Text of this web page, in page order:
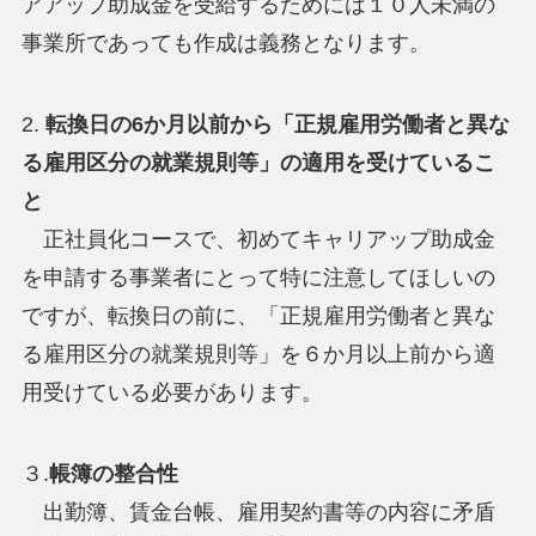
アアップ助成金を受給するためには１０人未満の
事業所であっても作成は義務となります。
2. 転換日の6か月以前から「正規雇用労働者と異な
る雇用区分の就業規則等」の適用を受けているこ
と
正社員化コースで、初めてキャリアップ助成金
を申請する事業者にとって特に注意してほしいの
ですが、転換日の前に、「正規雇用労働者と異な
る雇用区分の就業規則等」を６か月以上前から適
用受けている必要があります。
３.帳簿の整合性
出勤簿、賃金台帳、雇用契約書等の内容に矛盾